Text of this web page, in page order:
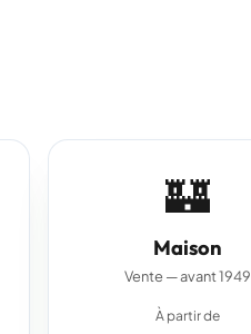
🏰
Maison
Vente — avant 1949
À partir de